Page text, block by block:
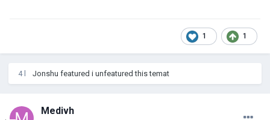
1 1
4 l Jonshu featured i unfeatured this temat
Medivh